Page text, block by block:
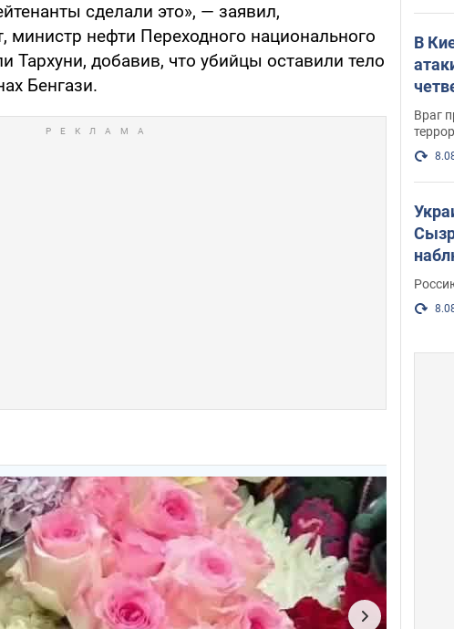
сделали это», — заявил,
министр нефти Переходного национального
Тархуни, добавив, что убийцы оставили тело
Бенгази.
В
Враг
Фото